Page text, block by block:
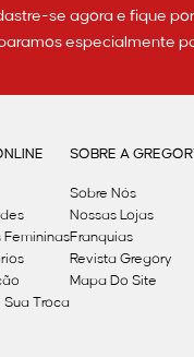
se agora e fique
especialmente
Femininas
Sua Troca
SOBRE A
Sobre Nós
Nossas Lojas
Franquias
Revista Gregory
Mapa Do Site